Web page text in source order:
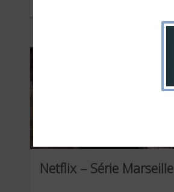
Netflix – Série Marseille